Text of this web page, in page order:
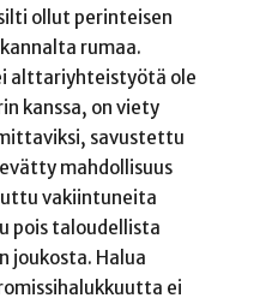
ollut perinteisen
rumaa.
alttariyhteistyötä ole
kanssa, on viety
savustettu
mahdollisuus
vakiintuneita
pois taloudellista
joukosta. Halua
ei